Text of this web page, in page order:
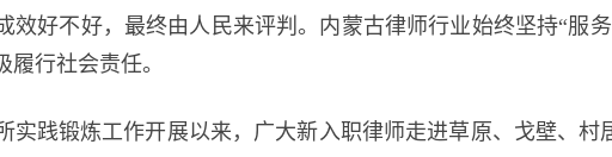
好不好，最终由人民来评判。内蒙古律师行业始终坚持“服
行社会责任。
践锻炼工作开展以来，广大新入职律师走进草原、戈壁、村